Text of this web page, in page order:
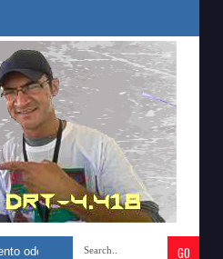
com construção de novo Centro